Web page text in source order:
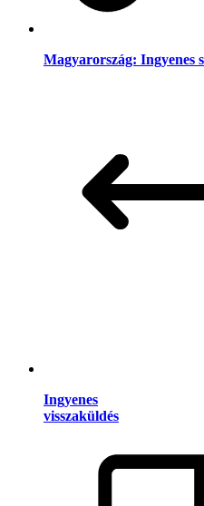
Magyarország: Ingyenes
Ingyenes
visszaküldés